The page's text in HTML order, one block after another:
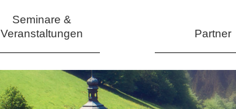
Seminare &
Veranstaltungen
Partner